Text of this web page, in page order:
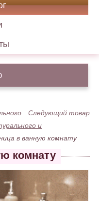
Следующий товар
и
в ванную комнату
комнату